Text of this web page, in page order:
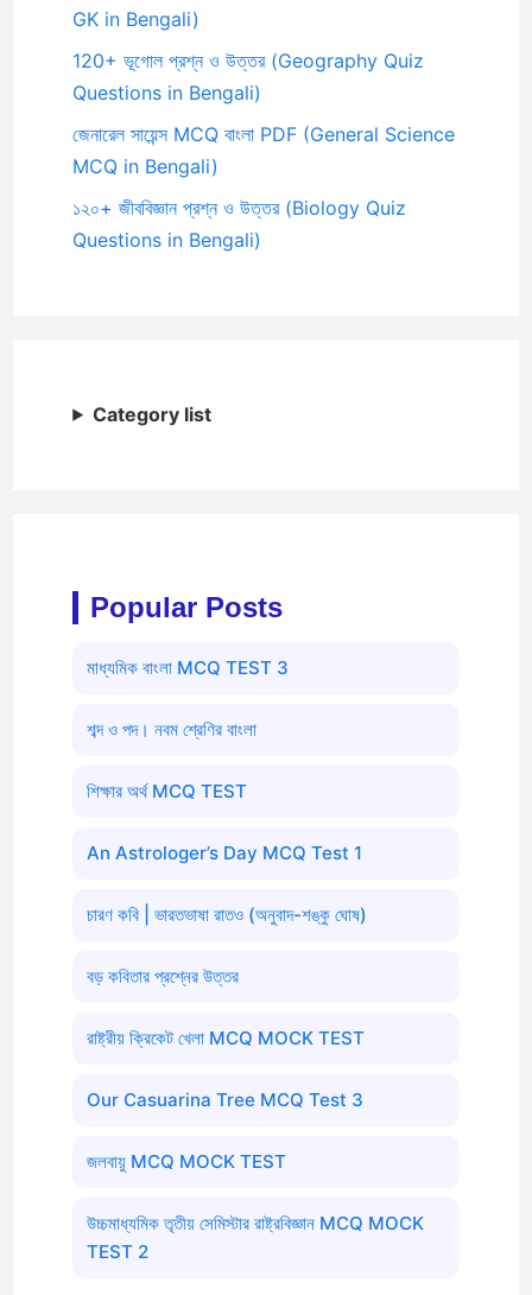
GK in Bengali)
120+ ভূগোল প্রশ্ন ও উত্তর (Geography Quiz
Questions in Bengali)
জেনারেল সায়েন্স MCQ বাংলা PDF (General Science
MCQ in Bengali)
১২০+ জীববিজ্ঞান প্রশ্ন ও উত্তর (Biology Quiz
Questions in Bengali)
Category list
Popular Posts
মাধ্যমিক বাংলা MCQ TEST 3
শব্দ ও পদ। নবম শ্রেণির বাংলা
শিক্ষার অর্থ MCQ TEST
An Astrologer’s Day MCQ Test 1
চারণ কবি | ভারতভাষা রাতও (অনুবাদ-শঙ্কু ঘোষ)
বড় কবিতার প্রশ্নের উত্তর
রাষ্ট্রীয় ক্রিকেট খেলা MCQ MOCK TEST
Our Casuarina Tree MCQ Test 3
জলবায়ু MCQ MOCK TEST
উচ্চমাধ্যমিক তৃতীয় সেমিস্টার রাষ্ট্রবিজ্ঞান MCQ MOCK
TEST 2